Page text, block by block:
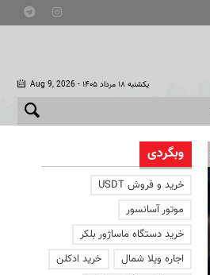
Aug 9, 2026 - یکشنبه ۱۸ مرداد ۱۴۰۵
وبگردی
خرید و فروش USDT
موتور آسانسور
خرید دستگاه ماساژور بلکر
اجاره ویلا شمال
خرید ادکلن